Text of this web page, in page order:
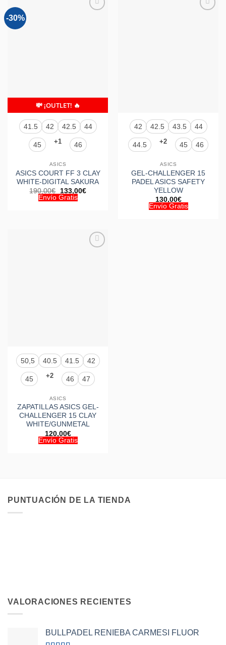
-30%
💸 ¡OUTLET! 🔥
41.5 42 42.5 44
45 +1 46
ASICS
ASICS COURT FF 3 CLAY
WHITE-DIGITAL SAKURA
190,00€
El
precio
original
133,00€El
Envío Gratis
42 42.5 43.5 44
44.5 +2 45 46
ASICS
GEL-CHALLENGER 15
PADEL ASICS SAFETY
YELLOW
130,00€
Envío Gratis
50,5 40.5 41.5 42
45 +2 46 47
ASICS
ZAPATILLAS ASICS GEL-
CHALLENGER 15 CLAY
WHITE/GUNMETAL
120,00€
Envío Gratis
PUNTUACIÓN DE LA TIENDA
VALORACIONES RECIENTES
BULLPADEL RENIEBA CARMESI FLUOR